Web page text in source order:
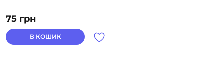
75 грн
В КОШИК